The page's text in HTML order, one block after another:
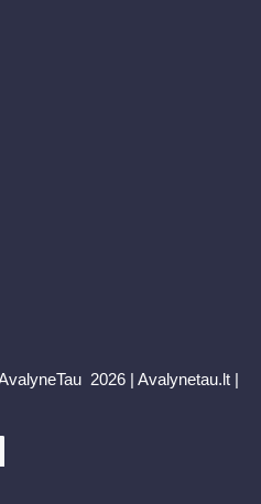
2026 | Avalynetau.lt |